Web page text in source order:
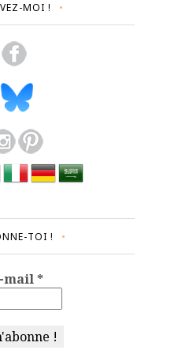
MOI !
TOI !
mail*